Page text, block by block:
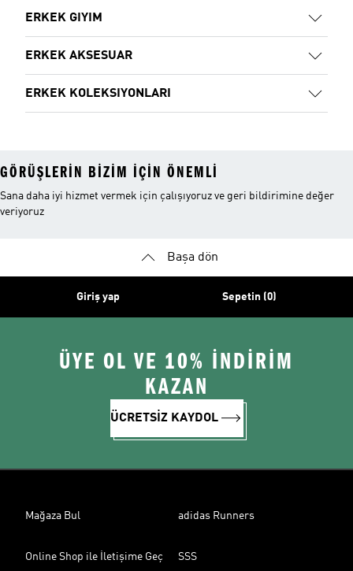
ERKEK GIYIM
ERKEK AKSESUAR
ERKEK KOLEKSIYONLARI
GÖRÜŞLERIN BIZIM IÇIN ÖNEMLI
Sana daha iyi hizmet vermek için çalışıyoruz ve geri bildirimine değer
veriyoruz
Başa dön
Giriş yap Sepetin (0)
ÜYE OL VE 10% İNDİRİM
KAZAN
ÜCRETSİZ KAYDOL
Mağaza Bul adidas Runners
Online Shop ile İletişime Geç SSS